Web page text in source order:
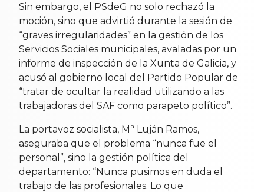
Sin embargo, el PSdeG no solo rechazó la
moción, sino que advirtió durante la sesión de
“graves irregularidades” en la gestión de los
Servicios Sociales municipales, avaladas por un
informe de inspección de la Xunta de Galicia, y
acusó al gobierno local del Partido Popular de
“tratar de ocultar la realidad utilizando a las
trabajadoras del SAF como parapeto político”.
La portavoz socialista, Mª Luján Ramos,
aseguraba que el problema “nunca fue el
personal”, sino la gestión política del
departamento: “Nunca pusimos en duda el
trabajo de las profesionales. Lo que